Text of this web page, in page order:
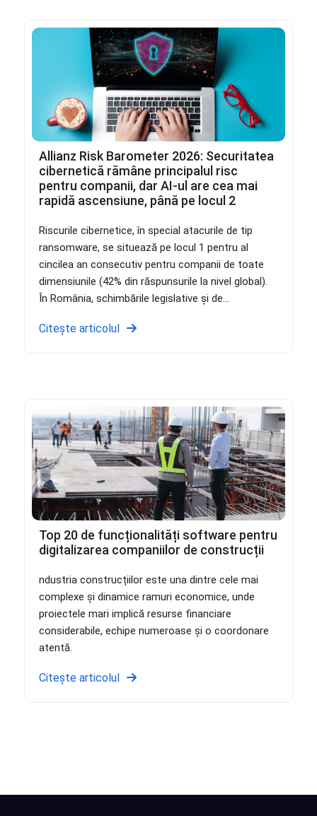
Allianz Risk Barometer 2026: Securitatea
cibernetică rămâne principalul risc
pentru companii, dar AI-ul are cea mai
rapidă ascensiune, până pe locul 2
Riscurile cibernetice, în special atacurile de tip
ransomware, se situează pe locul 1 pentru al
cincilea an consecutiv pentru companii de toate
dimensiunile (42% din răspunsurile la nivel global).
În România, schimbările legislative și de...
Citește articolul
Top 20 de funcționalități software pentru
digitalizarea companiilor de construcții
ndustria construcțiilor este una dintre cele mai
complexe și dinamice ramuri economice, unde
proiectele mari implică resurse financiare
considerabile, echipe numeroase și o coordonare
atentă.
Citește articolul